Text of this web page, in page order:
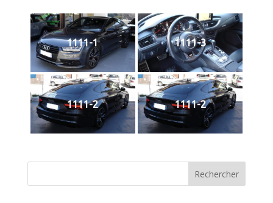
1111-1 1111-3
1111-2 1111-2
Rechercher